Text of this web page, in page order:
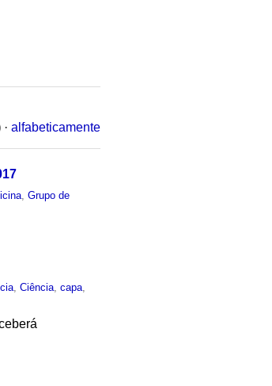
· alfabeticamente
,Grupo de
,Ciência ,capa